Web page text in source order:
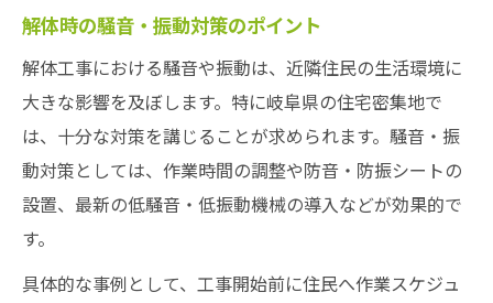
解体時の騒音・振動対策のポイント
解体工事における騒音や振動は、近隣住民の生活環境に
大きな影響を及ぼします。特に岐阜県の住宅密集地で
は、十分な対策を講じることが求められます。騒音・振
動対策としては、作業時間の調整や防音・防振シートの
設置、最新の低騒音・低振動機械の導入などが効果的で
す。
具体的な事例として、工事開始前に住民へ作業スケジュ